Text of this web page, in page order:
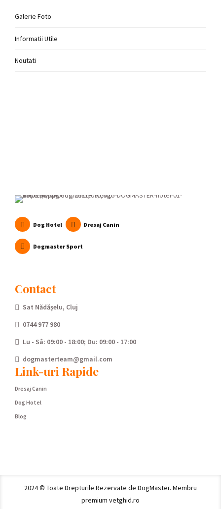
Galerie Foto
Informatii Utile
Noutati
Dog Hotel Dresaj Canin
Dogmaster Sport
Contact
Sat Nădășelu, Cluj
0744 977 980
Lu - Sâ: 09:00 - 18:00; Du: 09:00 - 17:00
dogmasterteam@gmail.com
Link-uri Rapide
Dresaj Canin
Dog Hotel
Blog
2024 © Toate Drepturile Rezervate de DogMaster. Membru
premium vetghid.ro